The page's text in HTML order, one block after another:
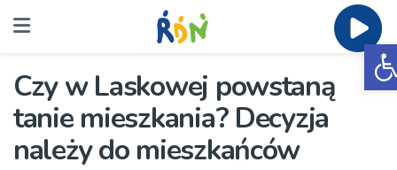
Czy w Laskowej powstaną
tanie mieszkania? Decyzja
należy do mieszkańców